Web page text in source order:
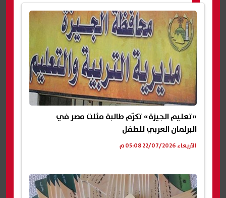
«تعليم الجيزة» تكرّم طالبة مثلت مصر في
البرلمان العربي للطفل
الأربعاء 22/07/2026 05:08 م